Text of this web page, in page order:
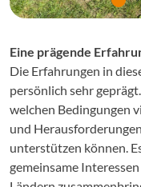
Eine prägende
Die Erfahrungen in
persönlich sehr
welchen Bedingungen
und
unterstützen können.
gemeinsame